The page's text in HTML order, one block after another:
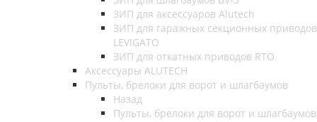
ЗИП для аксессуаров Alutech
ЗИП для гаражных секционных приводов
LEVIGATO
ЗИП для откатных приводов RTO
Аксессуары ALUTECH
Пульты, брелоки для ворот и шлагбаумов
Назад
Пульты, брелоки для ворот и шлагбаумов